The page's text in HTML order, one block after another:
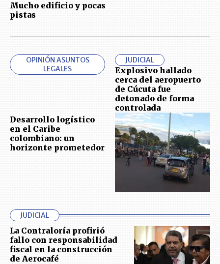
Mucho edificio y pocas
pistas
OPINIÓN ASUNTOS
LEGALES
Desarrollo logístico
en el Caribe
colombiano: un
horizonte prometedor
JUDICIAL
Explosivo hallado
cerca del aeropuerto
de Cúcuta fue
detonado de forma
controlada
JUDICIAL
La Contraloría profirió
fallo con responsabilidad
fiscal en la construcción
de Aerocafé